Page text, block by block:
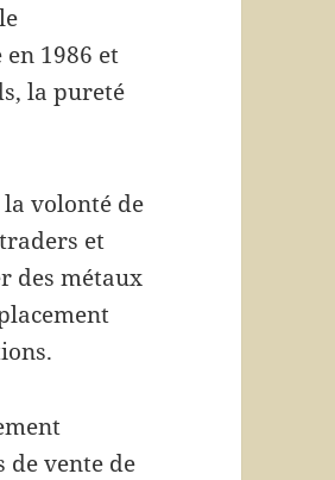
en 1986 et
la pureté
volonté de
et
des métaux
de vente de